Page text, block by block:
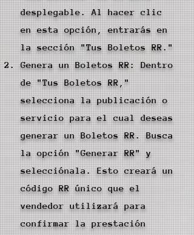
desplegable. Al hacer clic
en esta opción, entrarás en
la sección "Tus Boletos RR."
Genera un Boletos RR: Dentro
de "Tus Boletos RR,"
selecciona la publicación o
servicio para el cual deseas
generar un Boletos RR. Busca
la opción "Generar RR" y
selecciónala. Esto creará un
código RR único que el
vendedor utilizará para
confirmar la prestación